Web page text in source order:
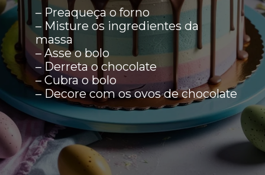
– Preaqueça o forno
– Misture os ingredientes da
massa
– Asse o bolo
– Derreta o chocolate
– Cubra o bolo
– Decore com os ovos de chocolate